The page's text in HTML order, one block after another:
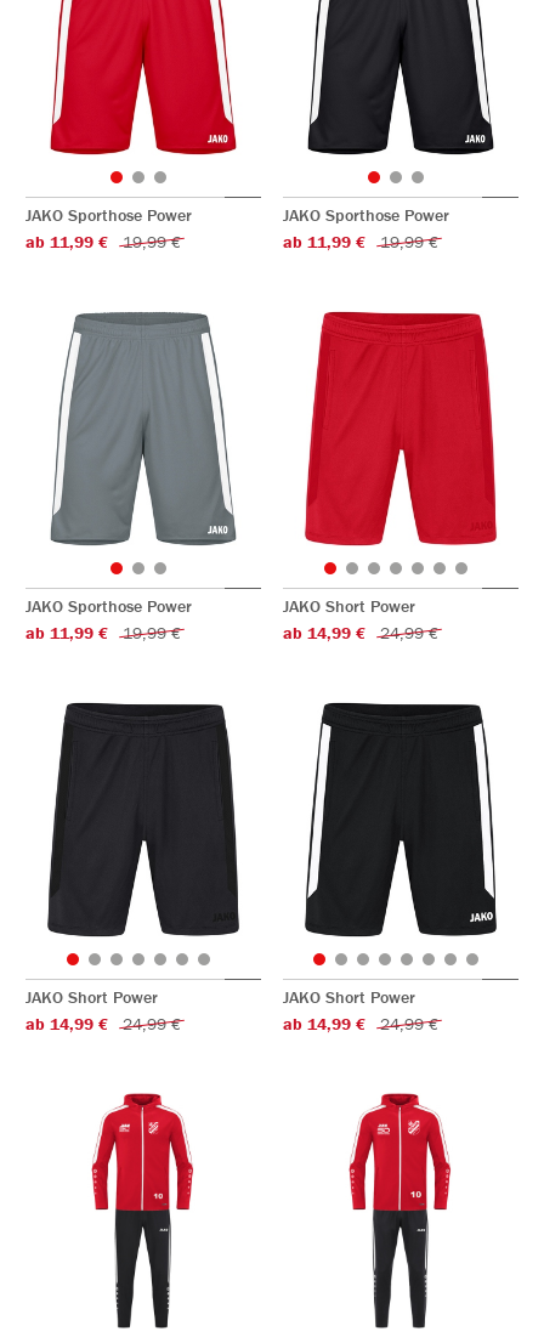
JAKO Sporthose Power
ab 11,99 €
19,99 €
JAKO Sporthose Power
ab 11,99 €
19,99 €
JAKO Sporthose Power
ab 11,99 €
19,99 €
JAKO Short Power
ab 14,99 €
24,99 €
JAKO Short Power
ab 14,99 €
24,99 €
JAKO Short Power
ab 14,99 €
24,99 €